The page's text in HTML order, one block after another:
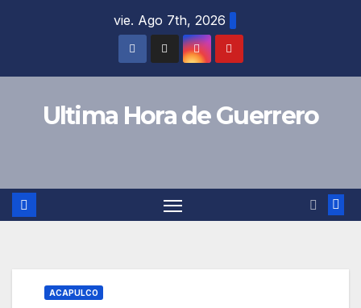
vie. Ago 7th, 2026
Ultima Hora de Guerrero
ACAPULCO